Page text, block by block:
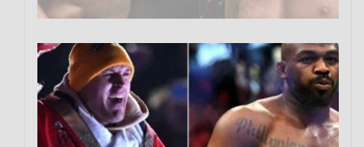
король»